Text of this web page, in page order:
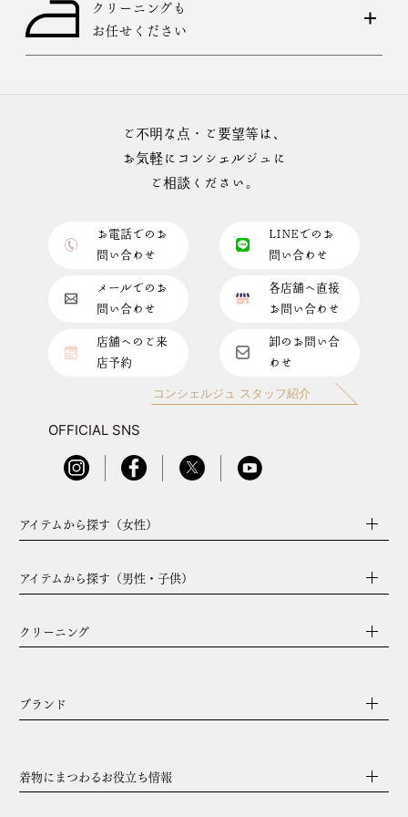
クリーニングも
お任せください
ご不明な点・ご要望等は、
お気軽にコンシェルジュに
ご相談ください。
お電話でのお
問い合わせ
LINEでのお
問い合わせ
メールでのお
問い合わせ
各店舗へ直接
お問い合わせ
店舗へのご来
店予約
卸のお問い合
わせ
コンシェルジュ スタッフ紹介
OFFICIAL SNS
アイテムから探す（女性）
アイテムから探す（男性・子供）
クリーニング
ブランド
着物にまつわるお役立ち情報